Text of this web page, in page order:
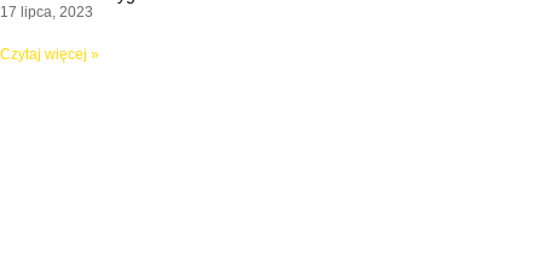
17 lipca, 2023
Czytaj więcej »